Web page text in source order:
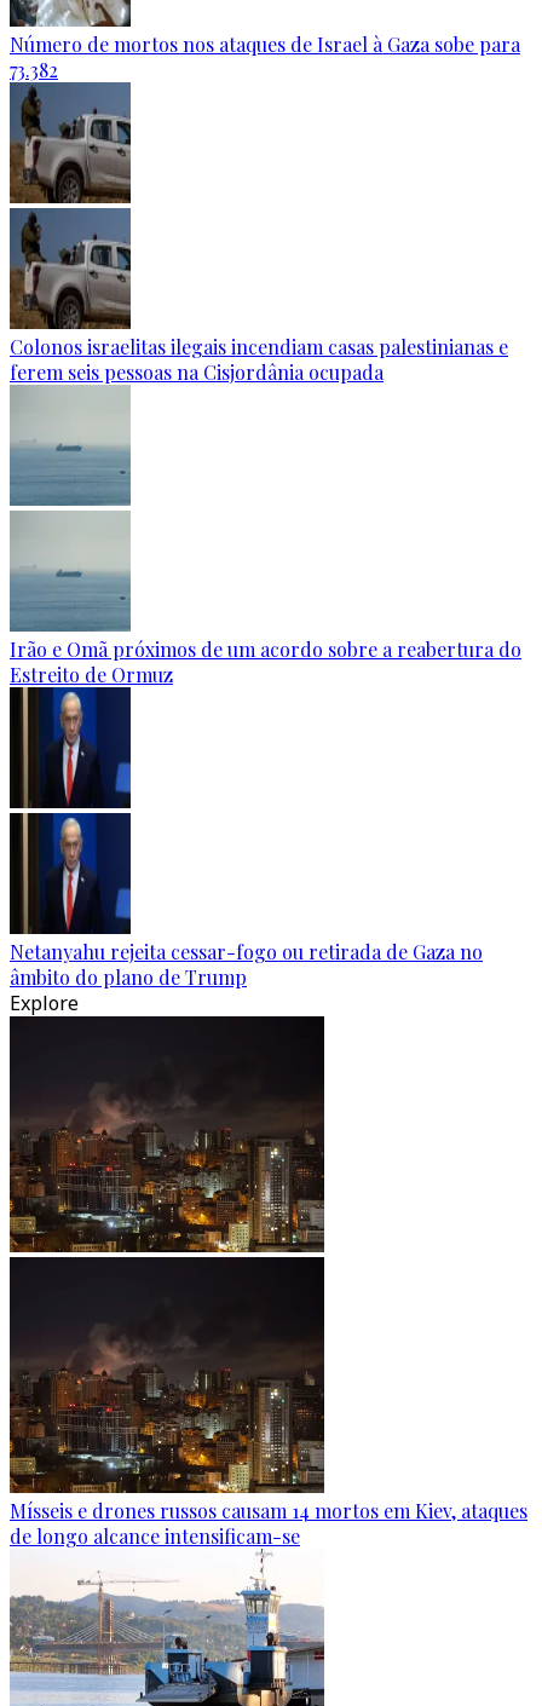
Número de mortos nos ataques de Israel à Gaza sobe para
73.382
Colonos israelitas ilegais incendiam casas palestinianas e
ferem seis pessoas na Cisjordânia ocupada
Irão e Omã próximos de um acordo sobre a reabertura do
Estreito de Ormuz
Netanyahu rejeita cessar-fogo ou retirada de Gaza no
âmbito do plano de Trump
Explore
Mísseis e drones russos causam 14 mortos em Kiev, ataques
de longo alcance intensificam-se